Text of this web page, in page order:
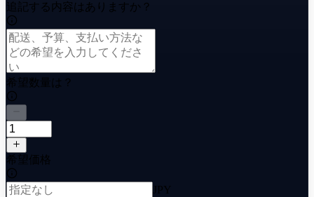
追記する内容はありますか？
希望数量は？
希望価格
JPY